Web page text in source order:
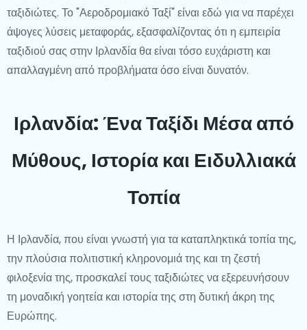
ταξιδιώτες. Το "Αεροδρομιακό Ταξί" είναι εδώ για να παρέχει
άψογες λύσεις μεταφοράς, εξασφαλίζοντας ότι η εμπειρία
ταξιδιού σας στην Ιρλανδία θα είναι τόσο ευχάριστη και
απαλλαγμένη από προβλήματα όσο είναι δυνατόν.
Ιρλανδία: Ένα Ταξίδι Μέσα από
Μύθους, Ιστορία και Ειδυλλιακά
Τοπία
Η Ιρλανδία, που είναι γνωστή για τα καταπληκτικά τοπία της,
την πλούσια πολιτιστική κληρονομιά της και τη ζεστή
φιλοξενία της, προσκαλεί τους ταξιδιώτες να εξερευνήσουν
τη μοναδική γοητεία και ιστορία της στη δυτική άκρη της
Ευρώπης.